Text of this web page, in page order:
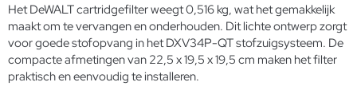
Het DeWALT cartridgefilter weegt 0,516 kg, wat het gemakkelijk
maakt om te vervangen en onderhouden. Dit lichte ontwerp zorgt
voor goede stofopvang in het DXV34P-QT stofzuigsysteem. De
compacte afmetingen van 22,5 x 19,5 x 19,5 cm maken het filter
praktisch en eenvoudig te installeren.